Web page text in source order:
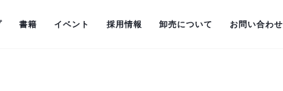
書籍 イベント 採用情報 卸売について お問い合わせ